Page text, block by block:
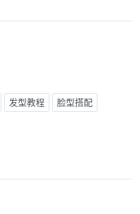
发型教程 脸型搭配